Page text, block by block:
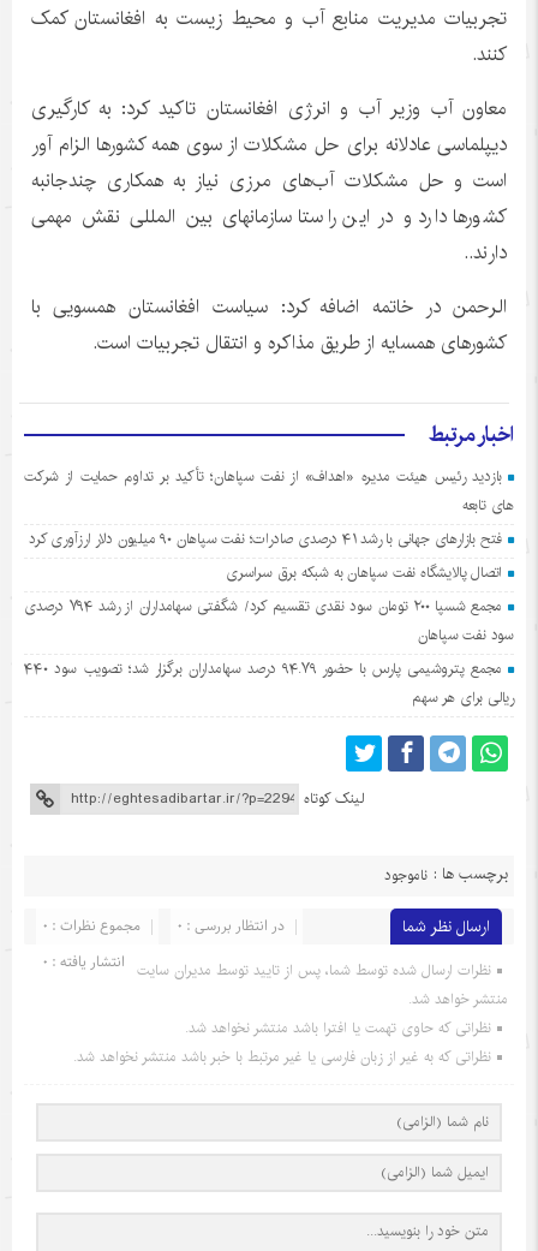
تجربیات مدیریت منابع آب و محیط زیست به افغانستان کمک
کنند.
معاون آب وزیر آب و انرژی افغانستان تاکید کرد: بهکارگیری
دیپلماسی عادلانه برای حل مشکلات از سوی همه کشورها الزامآور
است و حل مشکلات آب‌های مرزی نیاز به همکاری چندجانبه
کشورها دارد و در این راستا سازمانهای بین المللینقش مهمی
دارند..
الرحمن در خاتمه اضافه کرد: سیاست افغانستان همسویی با
کشورهای همسایه از طریق مذاکره و انتقال تجربیات است.
اخبار مرتبط
بازدید رئیس هیئت مدیره «اهداف» از نفت سپاهان؛ تأکید بر تداوم حمایت از شرکت
های تابعه
فتح بازارهای جهانی با رشد ۴۱ درصدی صادرات؛ نفت سپاهان ۹۰ میلیون دلار ارزآوری کرد
اتصال پالایشگاه نفت سپاهان به شبکه برق سراسری
مجمع شسپا ۲۰۰ تومان سود نقدی تقسیم کرد/ شگفتی سهامداران از رشد ۷۹۴ درصدی
سود نفت سپاهان
مجمع پتروشیمی پارس با حضور ۹۴.۷۹ درصد سهامداران برگزار شد؛ تصویب سود ۴۴۰
ریالی برای هر سهم
لینک کوتاه
برچسب ها : ناموجود
ارسال نظر شما مجموع نظرات : 0
در انتظار بررسی : 0
انتشار یافته : 0 نظرات ارسال شده توسط شما، پس از تایید توسط مدیران سایت
منتشر خواهد شد.
نظراتی که حاوی تهمت یا افترا باشد منتشر نخواهد شد.
نظراتی که به غیر از زبان فارسی یا غیر مرتبط با خبر باشد منتشر نخواهد شد.